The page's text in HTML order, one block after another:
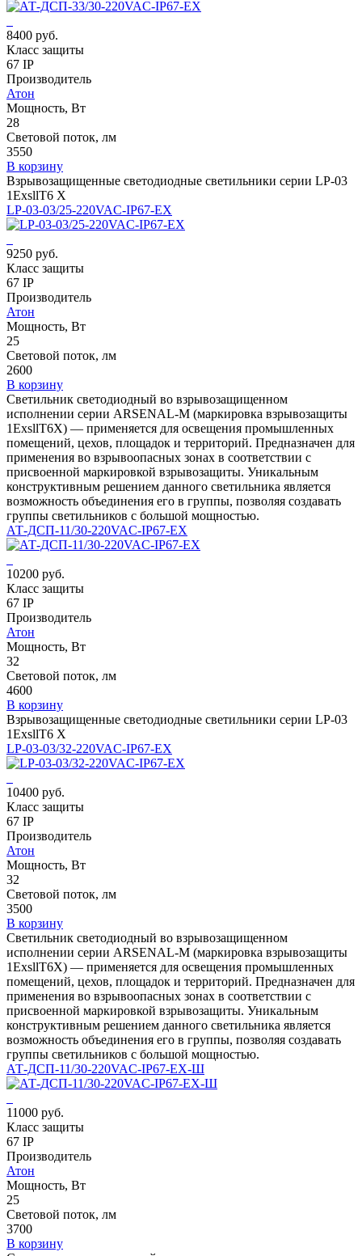
8400 руб.
Класс защиты
67 IP
Производитель
Атон
Мощность, Вт
28
Световой поток, лм
3550
В корзину
Взрывозащищенные светодиодные светильники серии LP-03
1ExsllT6 X
LP-03-03/25-220VAC-IP67-EX
9250 руб.
Класс защиты
67 IP
Производитель
Атон
Мощность, Вт
25
Световой поток, лм
2600
В корзину
Светильник светодиодный во взрывозащищенном
исполнении серии ARSENAL-M (маркировка взрывозащиты
1ЕхsllT6X) — применяется для освещения промышленных
помещений, цехов, площадок и территорий. Предназначен для
применения во взрывоопасных зонах в соответствии с
присвоенной маркировкой взрывозащиты. Уникальным
конструктивным решением данного светильника является
возможность объединения его в группы, позволяя создавать
группы светильников с большой мощностью.
АТ-ДСП-11/30-220VAC-IP67-EX
10200 руб.
Класс защиты
67 IP
Производитель
Атон
Мощность, Вт
32
Световой поток, лм
4600
В корзину
Взрывозащищенные светодиодные светильники серии LP-03
1ExsllT6 X
LP-03-03/32-220VAC-IP67-EX
10400 руб.
Класс защиты
67 IP
Производитель
Атон
Мощность, Вт
32
Световой поток, лм
3500
В корзину
Светильник светодиодный во взрывозащищенном
исполнении серии ARSENAL-M (маркировка взрывозащиты
1ЕхsllT6X) — применяется для освещения промышленных
помещений, цехов, площадок и территорий. Предназначен для
применения во взрывоопасных зонах в соответствии с
присвоенной маркировкой взрывозащиты. Уникальным
конструктивным решением данного светильника является
возможность объединения его в группы, позволяя создавать
группы светильников с большой мощностью.
АТ-ДСП-11/30-220VAC-IP67-EX-Ш
11000 руб.
Класс защиты
67 IP
Производитель
Атон
Мощность, Вт
25
Световой поток, лм
3700
В корзину